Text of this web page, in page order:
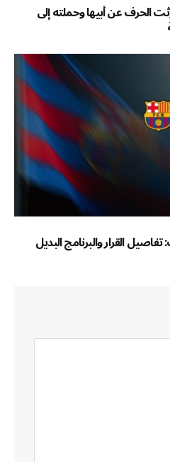
الحرف عن أبيها وحملته إلى
القرار والبرنامج البديل